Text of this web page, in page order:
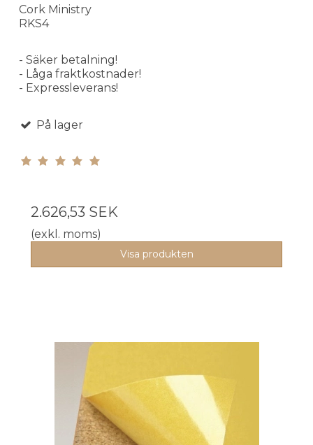
Cork Ministry
RKS4
- Säker betalning!
- Låga fraktkostnader!
- Expressleverans!
På lager
2.626,53 SEK
(exkl. moms)
Visa produkten